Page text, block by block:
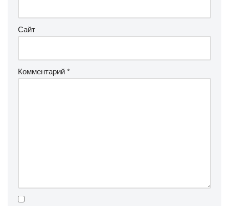
Сайт
Комментарий *